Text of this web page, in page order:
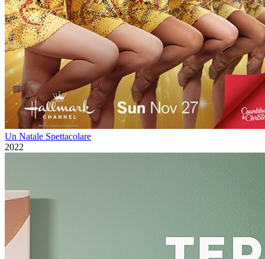
Un Natale Spettacolare
2022